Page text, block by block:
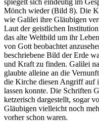
Mönch wieder (Bild 8). Die
wie Galilei ihre Gläubigen
Laut der geistlichen
das alte Weltbild um ihr
von Gott beobachtet
beschriebene Bild der Erde
und Kraft zu finden. Galilei
glaubte alleine an die
die Kirche diesen Angriff auf
lassen konnte. Die Schriften
ketzerisch dargestellt, sogar
Gläubigen vielleicht noch
vorher schon waren.